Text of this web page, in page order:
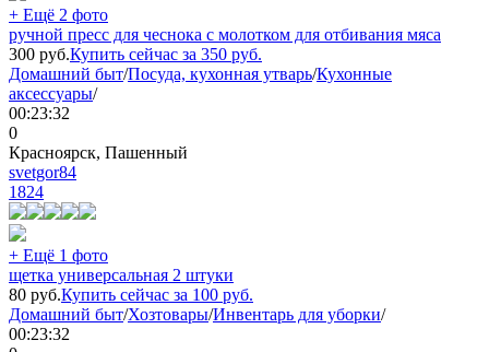
+ Ещё 2 фото
ручной пресс для чеснока с молотком для отбивания мяса
300 руб.Купить сейчас за 350 руб.
Домашний быт/Посуда, кухонная утварь/Кухонные
аксессуары/
00:23:32
0
Красноярск, Пашенный
svetgor84
1824
+ Ещё 1 фото
щетка универсальная 2 штуки
80 руб.Купить сейчас за 100 руб.
Домашний быт/Хозтовары/Инвентарь для уборки/
00:23:32